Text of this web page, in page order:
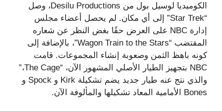
الكوميديا ​​لوسيل بول من Desilu Productions، وصل
“Star Trek” إلى أي مكان. لم يحصل أعضاء مجلس
إدارة NBC على العرض حقًا بغض النظر عن شعاره
المقتضب “Wagon Train to the Stars”، بالإضافة إلى
كونه باهظ الثمن وصعوبة إنشاء المجموعات. قامت
NBC بتجهيز الطيار الأصلي المشهور الآن، “The Cage،”
والذي نتج عنه طيار جديد يضم تشكيلة Kirk و Spock و
Bones الأمامية المعاد تشكيلها والمألوفة الآن.